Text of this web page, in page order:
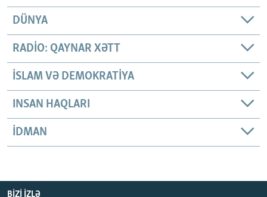
DÜNYA
RADIO: QAYNAR XƏTT
İSLAM VƏ DEMOKRATIYA
INSAN HAQLARI
İDMAN
BIZI IZLƏ